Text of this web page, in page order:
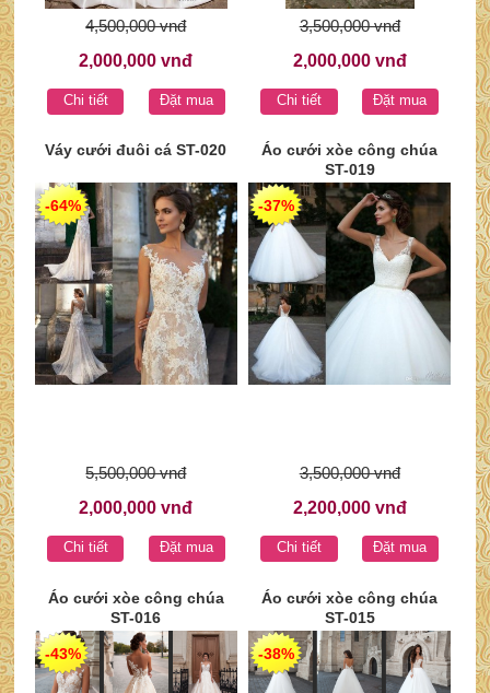
4,500,000 vnđ
2,000,000 vnđ
Chi tiết Đặt mua
3,500,000 vnđ
2,000,000 vnđ
Chi tiết Đặt mua
Váy cưới đuôi cá ST-020
-64%
5,500,000 vnđ
2,000,000 vnđ
Chi tiết Đặt mua
Áo cưới xòe công chúa
ST-019
-37%
3,500,000 vnđ
2,200,000 vnđ
Chi tiết Đặt mua
Áo cưới xòe công chúa
ST-016
-43%
Áo cưới xòe công chúa
ST-015
-38%